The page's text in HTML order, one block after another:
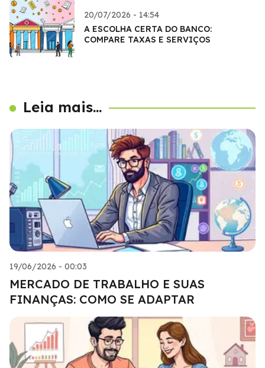
20/07/2026 - 14:54
A ESCOLHA CERTA DO BANCO:
COMPARE TAXAS E SERVIÇOS
Leia mais...
19/06/2026 - 00:03
MERCADO DE TRABALHO E SUAS
FINANÇAS: COMO SE ADAPTAR